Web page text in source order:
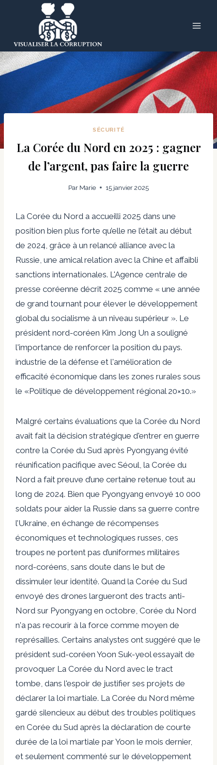
SÉCURITÉ
La Corée du Nord en 2025 : gagner
de l’argent, pas faire la guerre
Par Marie 15 janvier 2025
La Corée du Nord a accueilli 2025 dans une
position bien plus forte qu’elle ne l’était au début
de 2024, grâce à un relancé alliance avec la
Russie, une amical relation avec la Chine et affaibli
sanctions internationales. L'Agence centrale de
presse coréenne décrit 2025 comme « une année
de grand tournant pour élever le développement
global du socialisme à un niveau supérieur ». Le
président nord-coréen Kim Jong Un a souligné
l'importance de renforcer la position du pays.
industrie de la défense et l'amélioration de
efficacité économique dans les zones rurales sous
le «Politique de développement régional 20×10.»
Malgré certains évaluations que la Corée du Nord
avait fait la décision stratégique d'entrer en guerre
contre la Corée du Sud après Pyongyang évité
réunification pacifique avec Séoul, la Corée du
Nord a fait preuve d’une certaine retenue tout au
long de 2024. Bien que Pyongyang envoyé 10 000
soldats pour aider la Russie dans sa guerre contre
l’Ukraine, en échange de récompenses
économiques et technologiques russes, ces
troupes ne portent pas d’uniformes militaires
nord-coréens, sans doute dans le but de
dissimuler leur identité. Quand la Corée du Sud
envoyé des drones largueront des tracts anti-
Nord sur Pyongyang en octobre, Corée du Nord
n'a pas recourir à la force comme moyen de
représailles. Certains analystes ont suggéré que le
président sud-coréen Yoon Suk-yeol essayait de
provoquer La Corée du Nord avec le tract
tombe, dans l'espoir de justifier ses projets de
déclarer la loi martiale. La Corée du Nord même
gardé silencieux au début des troubles politiques
en Corée du Sud après la déclaration de courte
durée de la loi martiale par Yoon le mois dernier,
et seulement commenté sur le développement